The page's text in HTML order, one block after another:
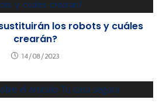
los robots y cuáles
crearán?
14/08/2023